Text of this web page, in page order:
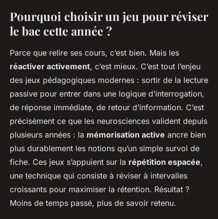
Pourquoi choisir un jeu pour réviser
le bac cette année ?
Parce que relire ses cours, c’est bien. Mais les
réactiver activement, c’est mieux. C’est tout l’enjeu
des jeux pédagogiques modernes : sortir de la lecture
passive pour entrer dans une logique d’interrogation,
de réponse immédiate, de retour d’information. C’est
précisément ce que les neurosciences valident depuis
plusieurs années : la mémorisation active ancre bien
plus durablement les notions qu’un simple survol de
fiche. Ces jeux s’appuient sur la répétition espacée,
une technique qui consiste à réviser à intervalles
croissants pour maximiser la rétention. Résultat ?
Moins de temps passé, plus de savoir retenu.